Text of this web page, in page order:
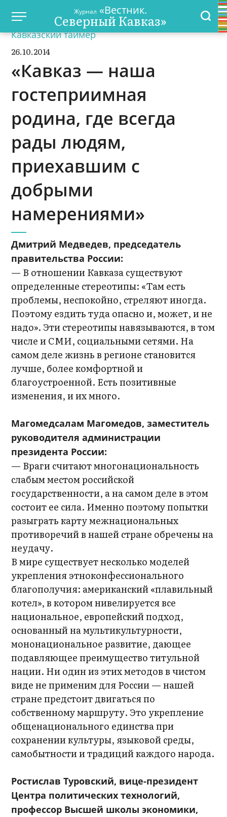
Журнал «Вестник.
Северный Кавказ»
Кавказский таймер
26.10.2014
«Кавказ — наша
гостеприимная
родина, где всегда
рады людям,
приехавшим с
добрыми
намерениями»
Дмитрий Медведев, председатель
правительства России:
— В отношении Кавказа существуют
определенные стереотипы: «Там есть
проблемы, неспокойно, стреляют иногда.
Поэтому ездить туда опасно и, может, и не
надо». Эти стереотипы навязываются, в том
числе и СМИ, социальными сетями. На
самом деле жизнь в регионе становится
лучше, более комфортной и
благоустроенной. Есть позитивные
изменения, и их много.
Магомедсалам Магомедов, заместитель
руководителя администрации
президента России:
— Враги считают многонациональность
слабым местом российской
государственности, а на самом деле в этом
состоит ее сила. Именно поэтому попытки
разыграть карту межнациональных
противоречий в нашей стране обречены на
неудачу.
В мире существует несколько моделей
укрепления этноконфессионального
благополучия: американский «плавильный
котел», в котором нивелируется все
национальное, европейский подход,
основанный на мультикультурности,
мононациональное развитие, дающее
подавляющее преимущество титульной
нации. Ни один из этих методов в чистом
виде не применим для России — нашей
стране предстоит двигаться по
собственному маршруту. Это укрепление
общенационального единства при
сохранении культуры, языковой среды,
самобытности и традиций каждого народа.
Ростислав Туровский, вице-президент
Центра политических технологий,
профессор Высшей школы экономики,